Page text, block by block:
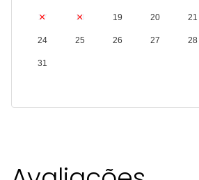
17 18 19 20 21
24 25 26 27 28
31